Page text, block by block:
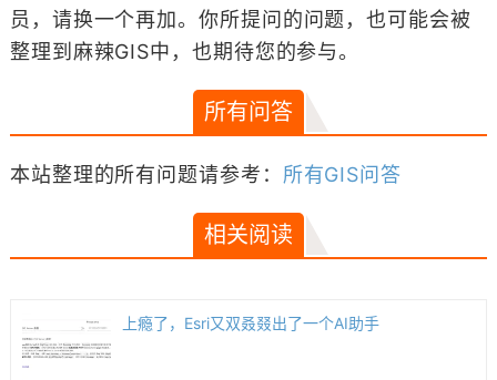
员，请换一个再加。你所提问的问题，也可能会被
整理到麻辣GIS中，也期待您的参与。
所有问答
本站整理的所有问题请参考： 所有GIS问答
相关阅读
上瘾了，Esri又双叒叕出了一个AI助手